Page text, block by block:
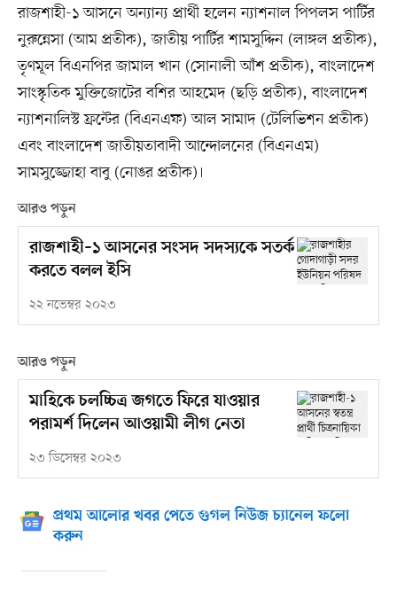
রাজশাহী-১ আসনে অন্যান্য প্রার্থী হলেন ন্যাশনাল পিপলস পার্টির
নুরুন্নেসা (আম প্রতীক), জাতীয় পার্টির শামসুদ্দিন (লাঙ্গল প্রতীক),
তৃণমূল বিএনপির জামাল খান (সোনালী আঁশ প্রতীক), বাংলাদেশ
সাংস্কৃতিক মুক্তিজোটের বশির আহমেদ (ছড়ি প্রতীক), বাংলাদেশ
ন্যাশনালিস্ট ফ্রন্টের (বিএনএফ) আল সামাদ (টেলিভিশন প্রতীক)
এবং বাংলাদেশ জাতীয়তাবাদী আন্দোলনের (বিএনএম)
সামসুজ্জোহা বাবু (নোঙর প্রতীক)।
আরও পড়ুন
রাজশাহী–১ আসনের সংসদ সদস্যকে সতর্ক
করতে বলল ইসি
২২ নভেম্বর ২০২৩
আরও পড়ুন
মাহিকে চলচ্চিত্র জগতে ফিরে যাওয়ার
পরামর্শ দিলেন আওয়ামী লীগ নেতা
২৩ ডিসেম্বর ২০২৩
প্রথম আলোর খবর পেতে গুগল নিউজ চ্যানেল ফলো
করুন